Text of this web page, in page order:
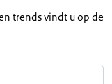
trends vindt u op de